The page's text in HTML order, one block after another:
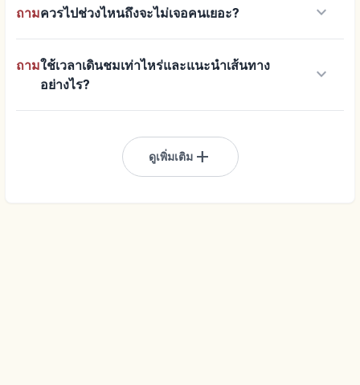
ถามควรไปช่วงไหนถึงจะไม่เจอคนเยอะ? keyboard_arrow_down
ถามใช้เวลาเดินชมเท่าไหร่และแนะนำเส้นทาง
อย่างไร?
keyboard_arrow_down
ดูเพิ่มเติมadd